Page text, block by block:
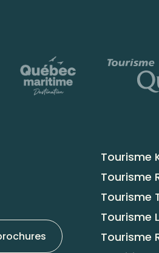
Tourisme
Tourisme
Tourisme
Tourisme
Tourisme